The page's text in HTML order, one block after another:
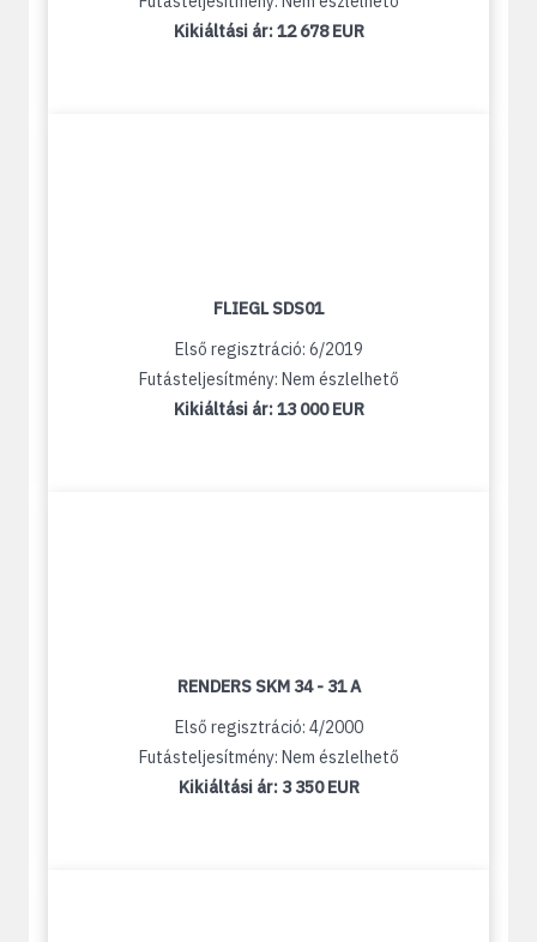
Kikiáltási ár:12 678 EUR
FLIEGL SDS01
Első regisztráció: 6/2019
Futásteljesítmény: Nem észlelhető
Kikiáltási ár:13 000 EUR
RENDERS SKM 34 - 31 A
Első regisztráció: 4/2000
Futásteljesítmény: Nem észlelhető
Kikiáltási ár: 3 350 EUR